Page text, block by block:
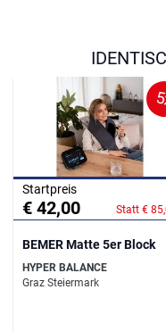
Startpreis
€ 42,00 Statt €
BEMER Matte 5er Block
HYPER BALANCE
Graz Steiermark